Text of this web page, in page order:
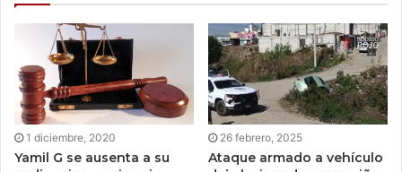
1 diciembre, 2020
Yamil G se ausenta a su
26 febrero, 2025
Ataque armado a vehículo